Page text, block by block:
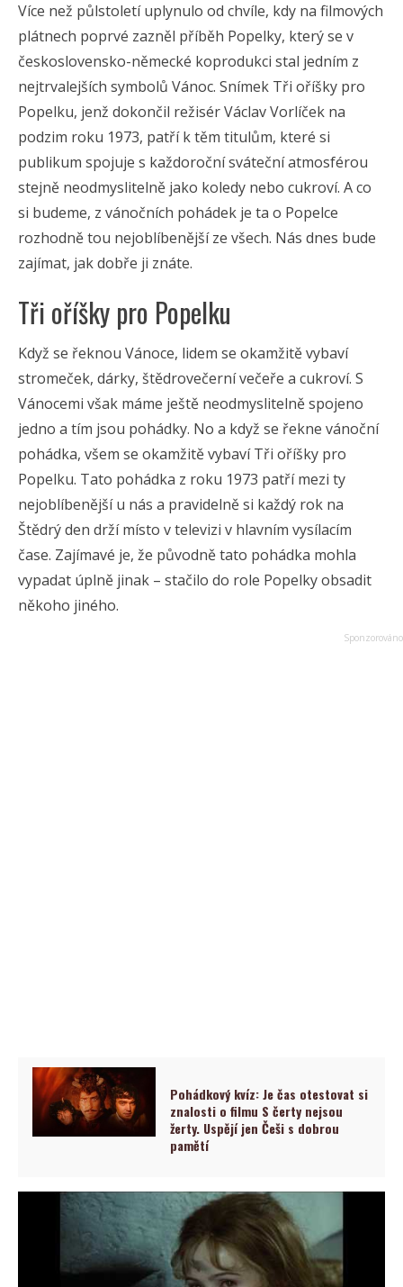
Více než půlstoletí uplynulo od chvíle, kdy na filmových
plátnech poprvé zazněl příběh Popelky, který se v
československo-německé koprodukci stal jedním z
nejtrvalejších symbolů Vánoc. Snímek Tři oříšky pro
Popelku, jenž dokončil režisér Václav Vorlíček na
podzim roku 1973, patří k těm titulům, které si
publikum spojuje s každoroční sváteční atmosférou
stejně neodmyslitelně jako koledy nebo cukroví. A co
si budeme, z vánočních pohádek je ta o Popelce
rozhodně tou nejoblíbenější ze všech. Nás dnes bude
zajímat, jak dobře ji znáte.
Tři oříšky pro Popelku
Když se řeknou Vánoce, lidem se okamžitě vybaví
stromeček, dárky, štědrovečerní večeře a cukroví. S
Vánocemi však máme ještě neodmyslitelně spojeno
jedno a tím jsou pohádky. No a když se řekne vánoční
pohádka, všem se okamžitě vybaví Tři oříšky pro
Popelku. Tato pohádka z roku 1973 patří mezi ty
nejoblíbenější u nás a pravidelně si každý rok na
Štědrý den drží místo v televizi v hlavním vysílacím
čase. Zajímavé je, že původně tato pohádka mohla
vypadat úplně jinak – stačilo do role Popelky obsadit
někoho jiného.
Pohádkový kvíz: Je čas otestovat si
znalosti o filmu S čerty nejsou
žerty. Uspějí jen Češi s dobrou
pamětí